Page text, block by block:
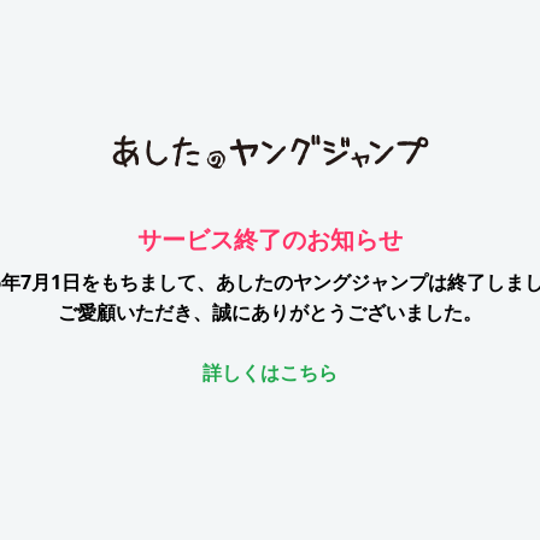
サービス終了のお知らせ
7月1日をもちまして、 あしたのヤングジャンプは終了しま
ご愛顧いただき、誠にありがとうございました。
詳しくはこちら